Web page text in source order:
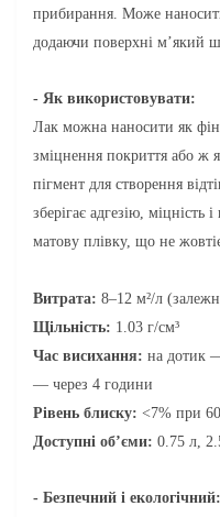
прибирання. Може
додаючи поверхні м’який
- Як використовувати:
Лак можна наносити як
зміцнення покриття або ж
пігмент для створення
зберігає адгезію, міцність
матову плівку, що не
Витрата: 8–12 м²/л
Щільність: 1.03 г/см³
Час висихання: на дотик
— через 4 години
Рівень блиску: <7% при
Доступні об’єми: 0.75 л,
- Безпечний і екологічний: